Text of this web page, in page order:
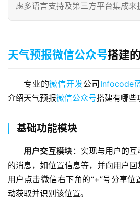
虑多语言支持及第三方平台集成来
天气预报微信公众号搭建
专业的微信开发公司 Infocode
介绍天气预报微信公众号搭建有哪些
基础功能模块
用户交互模块 ：实现与用户的
的消息，如位置信息等，并向用户
用户点击微信右下角的“+”号分享位
动获取并识别该位置。